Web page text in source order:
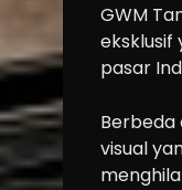
GWM
eksklusif
pasar
Berbeda
visual